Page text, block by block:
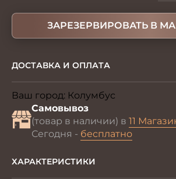
ЗАРЕЗЕРВИРОВАТЬ В
ДОСТАВКА И ОПЛАТА
Ваш город: Колумбус
Самовывоз
(товар в наличии) в 11
Сегодня - бесплатно
ХАРАКТЕРИСТИКИ